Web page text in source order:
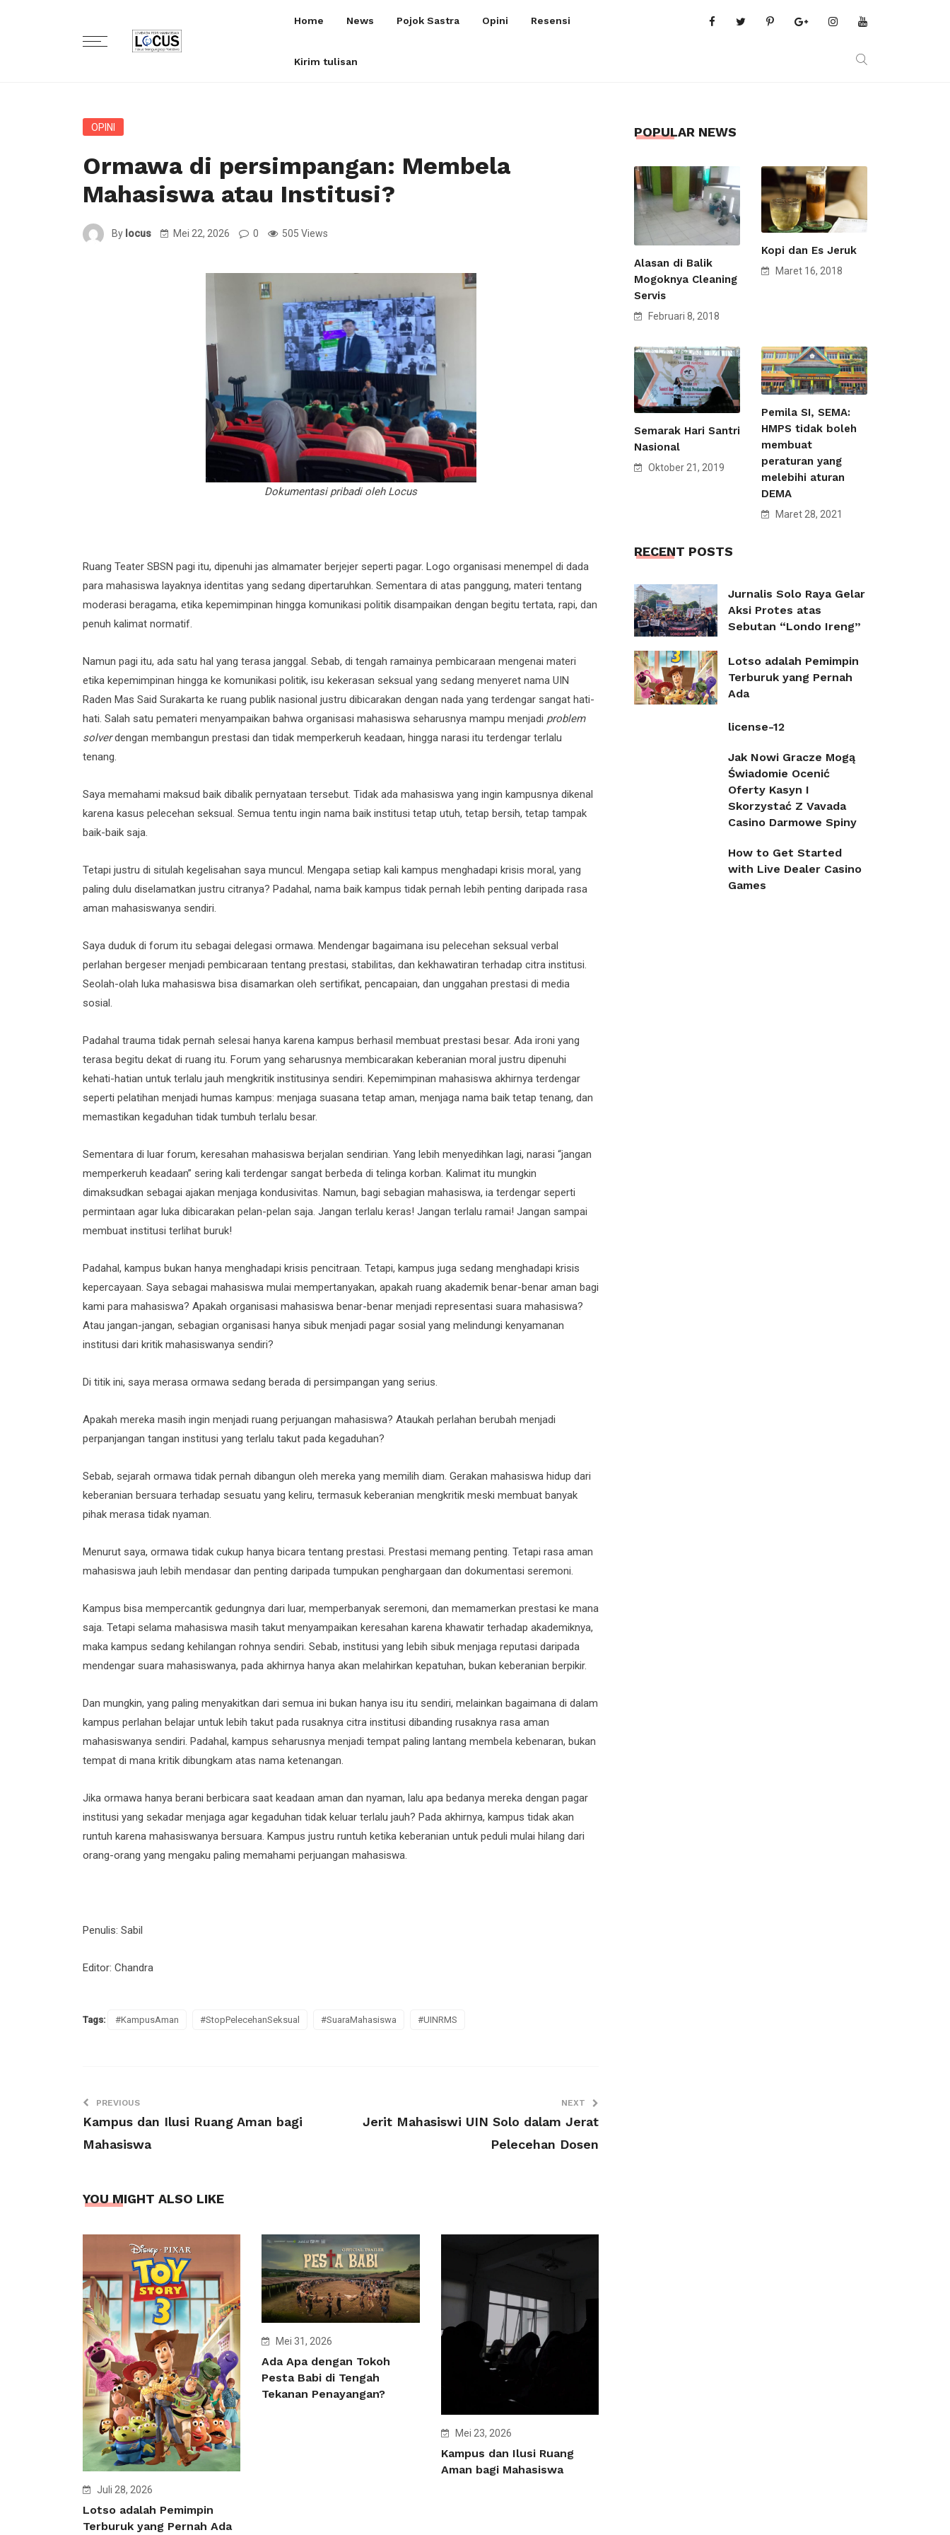
Home News Pojok Sastra Opini Resensi
Kirim tulisan
OPINI
Ormawa di persimpangan: Membela
Mahasiswa atau Institusi?
By locus Mei 22, 2026 0 505 Views
Dokumentasi pribadi oleh Locus
Ruang Teater SBSN pagi itu, dipenuhi jas almamater berjejer seperti pagar. Logo organisasi menempel di dada
para mahasiswa layaknya identitas yang sedang dipertaruhkan. Sementara di atas panggung, materi tentang
moderasi beragama, etika kepemimpinan hingga komunikasi politik disampaikan dengan begitu tertata, rapi, dan
penuh kalimat normatif.
Namun pagi itu, ada satu hal yang terasa janggal. Sebab, di tengah ramainya pembicaraan mengenai materi
etika kepemimpinan hingga ke komunikasi politik, isu kekerasan seksual yang sedang menyeret nama UIN
Raden Mas Said Surakarta ke ruang publik nasional justru dibicarakan dengan nada yang terdengar sangat hati-
hati. Salah satu pemateri menyampaikan bahwa organisasi mahasiswa seharusnya mampu menjadi problem
solverdengan membangun prestasi dan tidak memperkeruh keadaan, hingga narasi itu terdengar terlalu
tenang.
Saya memahami maksud baik dibalik pernyataan tersebut. Tidak ada mahasiswa yang ingin kampusnya dikenal
karena kasus pelecehan seksual. Semua tentu ingin nama baik institusi tetap utuh, tetap bersih, tetap tampak
baik-baik saja.
Tetapi justru di situlah kegelisahan saya muncul. Mengapa setiap kali kampus menghadapi krisis moral, yang
paling dulu diselamatkan justru citranya? Padahal, nama baik kampus tidak pernah lebih penting daripada rasa
aman mahasiswanya sendiri.
Saya duduk di forum itu sebagai delegasi ormawa. Mendengar bagaimana isu pelecehan seksual verbal
perlahan bergeser menjadi pembicaraan tentang prestasi, stabilitas, dan kekhawatiran terhadap citra institusi.
Seolah-olah luka mahasiswa bisa disamarkan oleh sertifikat, pencapaian, dan unggahan prestasi di media
sosial.
Padahal trauma tidak pernah selesai hanya karena kampus berhasil membuat prestasi besar. Ada ironi yang
terasa begitu dekat di ruang itu. Forum yang seharusnya membicarakan keberanian moral justru dipenuhi
kehati-hatian untuk terlalu jauh mengkritik institusinya sendiri. Kepemimpinan mahasiswa akhirnya terdengar
seperti pelatihan menjadi humas kampus: menjaga suasana tetap aman, menjaga nama baik tetap tenang, dan
memastikan kegaduhan tidak tumbuh terlalu besar.
Sementara di luar forum, keresahan mahasiswa berjalan sendirian. Yang lebih menyedihkan lagi, narasi “jangan
memperkeruh keadaan” sering kali terdengar sangat berbeda di telinga korban. Kalimat itu mungkin
dimaksudkan sebagai ajakan menjaga kondusivitas. Namun, bagi sebagian mahasiswa, ia terdengar seperti
permintaan agar luka dibicarakan pelan-pelan saja. Jangan terlalu keras! Jangan terlalu ramai! Jangan sampai
membuat institusi terlihat buruk!
Padahal, kampus bukan hanya menghadapi krisis pencitraan. Tetapi, kampus juga sedang menghadapi krisis
kepercayaan. Saya sebagai mahasiswa mulai mempertanyakan, apakah ruang akademik benar-benar aman bagi
kami para mahasiswa? Apakah organisasi mahasiswa benar-benar menjadi representasi suara mahasiswa?
Atau jangan-jangan, sebagian organisasi hanya sibuk menjadi pagar sosial yang melindungi kenyamanan
institusi dari kritik mahasiswanya sendiri?
Di titik ini, saya merasa ormawa sedang berada di persimpangan yang serius.
Apakah mereka masih ingin menjadi ruang perjuangan mahasiswa? Ataukah perlahan berubah menjadi
perpanjangan tangan institusi yang terlalu takut pada kegaduhan?
Sebab, sejarah ormawa tidak pernah dibangun oleh mereka yang memilih diam. Gerakan mahasiswa hidup dari
keberanian bersuara terhadap sesuatu yang keliru, termasuk keberanian mengkritik meski membuat banyak
pihak merasa tidak nyaman.
Menurut saya, ormawa tidak cukup hanya bicara tentang prestasi. Prestasi memang penting. Tetapi rasa aman
mahasiswa jauh lebih mendasar dan penting daripada tumpukan penghargaan dan dokumentasi seremoni.
Kampus bisa mempercantik gedungnya dari luar, memperbanyak seremoni, dan memamerkan prestasi ke mana
saja. Tetapi selama mahasiswa masih takut menyampaikan keresahan karena khawatir terhadap akademiknya,
maka kampus sedang kehilangan rohnya sendiri. Sebab, institusi yang lebih sibuk menjaga reputasi daripada
mendengar suara mahasiswanya, pada akhirnya hanya akan melahirkan kepatuhan, bukan keberanian berpikir.
Dan mungkin, yang paling menyakitkan dari semua ini bukan hanya isu itu sendiri, melainkan bagaimana di dalam
kampus perlahan belajar untuk lebih takut pada rusaknya citra institusi dibanding rusaknya rasa aman
mahasiswanya sendiri. Padahal, kampus seharusnya menjadi tempat paling lantang membela kebenaran, bukan
tempat di mana kritik dibungkam atas nama ketenangan.
Jika ormawa hanya berani berbicara saat keadaan aman dan nyaman, lalu apa bedanya mereka dengan pagar
institusi yang sekadar menjaga agar kegaduhan tidak keluar terlalu jauh? Pada akhirnya, kampus tidak akan
runtuh karena mahasiswanya bersuara. Kampus justru runtuh ketika keberanian untuk peduli mulai hilang dari
orang-orang yang mengaku paling memahami perjuangan mahasiswa.
Penulis: Sabil
Editor: Chandra
Tags: #KampusAman #StopPelecehanSeksual #SuaraMahasiswa #UINRMS
PREVIOUS
Kampus dan Ilusi Ruang Aman bagi
Mahasiswa
NEXT
Jerit Mahasiswi UIN Solo dalam Jerat
Pelecehan Dosen
YOU MIGHT ALSO LIKE
Juli 28, 2026
Lotso adalah Pemimpin
Terburuk yang Pernah Ada
Mei 31, 2026
Ada Apa dengan Tokoh
Pesta Babi di Tengah
Tekanan Penayangan?
Mei 23, 2026
Kampus dan Ilusi Ruang
Aman bagi Mahasiswa
POPULAR NEWS
Alasan di Balik
Mogoknya Cleaning
Servis
Februari 8, 2018
Kopi dan Es Jeruk
Maret 16, 2018
Semarak Hari Santri
Nasional
Oktober 21, 2019
Pemila SI, SEMA:
HMPS tidak boleh
membuat
peraturan yang
melebihi aturan
DEMA
Maret 28, 2021
RECENT POSTS
Jurnalis Solo Raya Gelar
Aksi Protes atas
Sebutan “Londo Ireng”
Lotso adalah Pemimpin
Terburuk yang Pernah
Ada
license-12
Jak Nowi Gracze Mogą
Świadomie Ocenić
Oferty Kasyn I
Skorzystać Z Vavada
Casino Darmowe Spiny
How to Get Started
with Live Dealer Casino
Games